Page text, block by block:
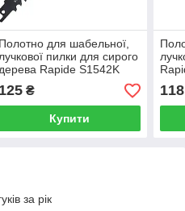
Полотно для шабельної,
пилки для сирого
Rapide S1542K
3TPI
125₴
Купити
за рік